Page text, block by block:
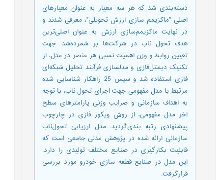
دسته‌بندی شد که هر سه معیار به عنوان معیارهای
اصلی "ماکزیمم سازی ارزش تحویلی"، معرفی شدند و
در نهایت ماکزیمم‌سازی ارزش به عنوان اصلی‌ترین
هدف تحول ناب در شرکت‌ها بر شمرده‌شد. جهت
تعیین روابط و وزن اهمیت نسبی هر عنصر در مدل، از
تکنیک دیمتل‌فازی و مدلسازی فرآیند تحلیل شبکه‌ای
فازی استفاده شد و سپس 25 راهکار شناسایی شده
مرتبط با مدل مفهومی جهت اجرای تحول ناب، با توجه
به اهداف سازمانی و ضرایب وزنی پارامترهای سطح
اخر مدل مفهومی، از روش ویکور فازی در چارچوب
پیشنهادی رتبه بندی‌گردید. مدل ارزیابی تحول‌ناب
سازمانی ارائه شده در پژوهش مدلی جامعی است که
قابلیت بکارگیری در صنایع مختلف تولیدی را دارد.
این مدل در صنایع قطعه سازی خودرو مورد بررسی
قرارگرفت.